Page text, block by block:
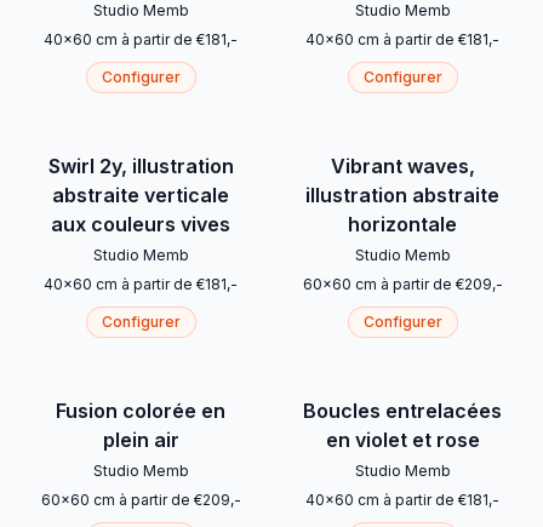
Studio Memb
40x60 cm à partir de €181,-
Configurer
Studio Memb
40x60 cm à partir de €181,-
Configurer
Swirl 2y, illustration
abstraite verticale
aux couleurs vives
Studio Memb
40x60 cm à partir de €181,-
Configurer
Vibrant waves,
illustration abstraite
horizontale
Studio Memb
60x60 cm à partir de €209,-
Configurer
Fusion colorée en
plein air
Studio Memb
60x60 cm à partir de €209,-
Boucles entrelacées
en violet et rose
Studio Memb
40x60 cm à partir de €181,-